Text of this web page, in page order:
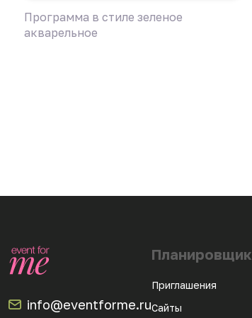
Программа в стиле зеленое
акварельное
info@eventforme.ru
Планировщик
Приглашения
Сайты